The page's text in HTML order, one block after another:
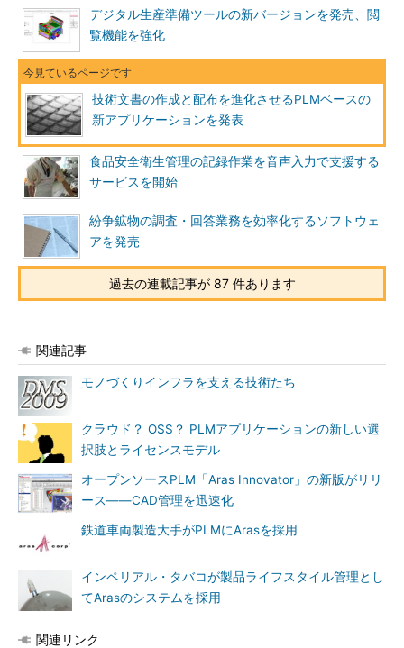
デジタル生産準備ツールの新バージョンを発売、閲
覧機能を強化
技術文書の作成と配布を進化させるPLMベースの
新アプリケーションを発表
食品安全衛生管理の記録作業を音声入力で支援する
サービスを開始
紛争鉱物の調査・回答業務を効率化するソフトウェ
アを発売
過去の連載記事が 87 件あります
関連記事
モノづくりインフラを支える技術たち
クラウド？ OSS？ PLMアプリケーションの新しい選
択肢とライセンスモデル
オープンソースPLM「Aras Innovator」の新版がリリ
ース――CAD管理を迅速化
鉄道車両製造大手がPLMにArasを採用
インペリアル・タバコが製品ライフスタイル管理とし
てArasのシステムを採用
関連リンク